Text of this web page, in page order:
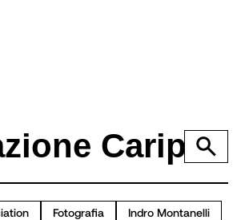
Fotografia
Indro Montanelli